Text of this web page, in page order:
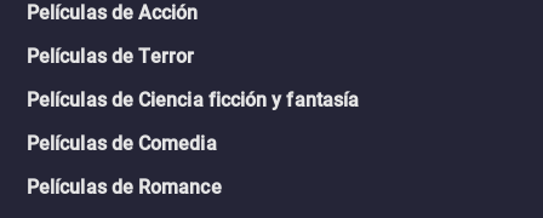
Películas de Acción
Películas de Terror
Películas de Ciencia ficción y fantasía
Películas de Comedia
Películas de Romance